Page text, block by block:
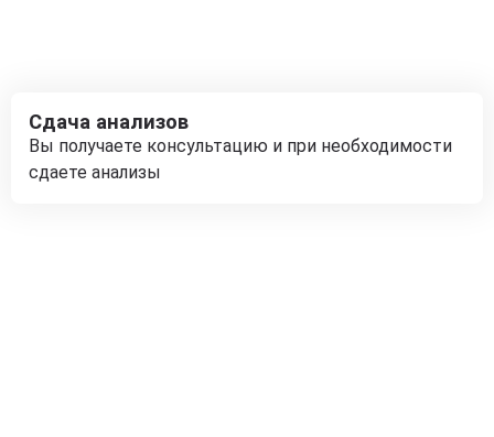
Сдача анализов
Вы получаете консультацию и при необходимости
сдаете анализы